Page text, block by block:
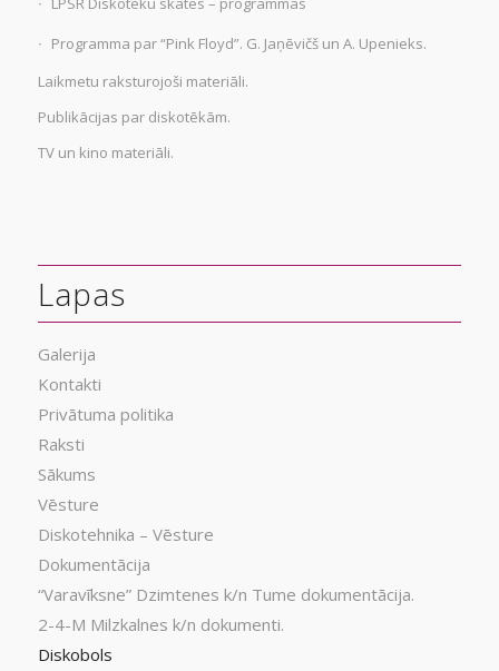
Programma par “Pink Floyd”. G. Jaņēvičš un A. Upenieks.
Laikmetu raksturojoši materiāli.
Publikācijas par diskotēkām.
TV un kino materiāli.
Lapas
Galerija
Kontakti
Privātuma politika
Raksti
Sākums
Vēsture
Diskotehnika – Vēsture
Dokumentācija
“Varavīksne” Dzimtenes k/n Tume dokumentācija.
2-4-M Milzkalnes k/n dokumenti.
Diskobols